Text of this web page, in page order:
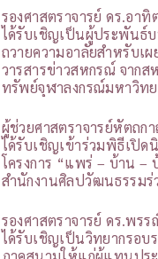
รองศาสตราจารย์ ดร.อา
ได้รับเชิญเป็นผู้ประพันธ์บ
ถวายความอาลัยสำหรับเ
วารสารข่าวสหกรณ์ จาก
ทรัพย์จุฬาลงกรณ์มหาวิท
ผู้ช่วยศาสตราจารย์หัตถก
ได้รับเชิญเข้าร่วมพิธีเปิด
โครงการ “แพร่ – บ้าน –
สำนักงานศิลปวัฒนธรรมร่
รองศาสตราจารย์ ดร.พร
ได้รับเชิญเป็นวิทยากรอบ